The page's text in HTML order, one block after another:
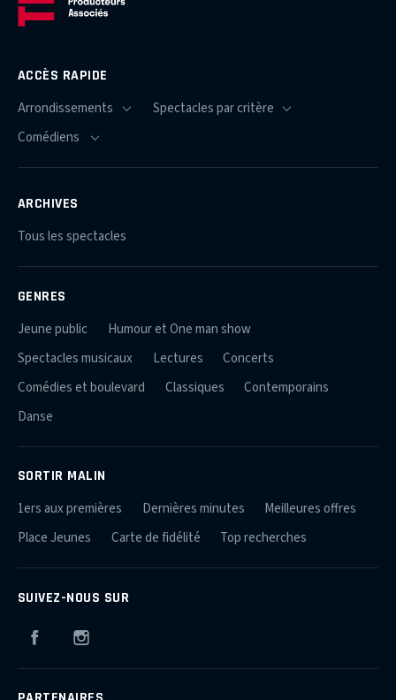
ACCÈS RAPIDE
ARCHIVES
Tous les spectacles
GENRES
Jeune public
Humour et One man show
Spectacles musicaux
Lectures
Concerts
Comédies et boulevard
Classiques
Contemporains
Danse
SORTIR MALIN
1ers aux premières Dernières minutes
Meilleures offres
Place Jeunes
Carte de fidélité Top recherches
SUIVEZ-NOUS SUR
Facebook